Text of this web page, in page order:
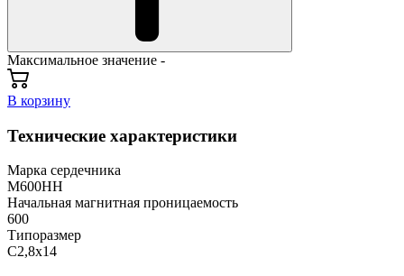
Максимальное значение -
В корзину
Технические характеристики
Марка сердечника
М600НН
Начальная магнитная проницаемость
600
Типоразмер
С2,8х14